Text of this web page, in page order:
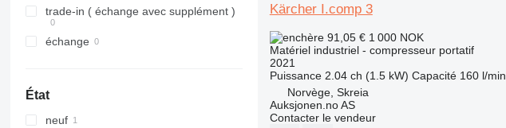
trade-in ( échange avec supplément )
échange
État
neuf
Kärcher I.comp 3
91,05 € 1 000 NOK
Matériel industriel - compresseur portatif
2021
Puissance 2.04 ch (1.5 kW) Capacité 160 l/min
Norvège, Skreia
Auksjonen.no AS
Contacter le vendeur